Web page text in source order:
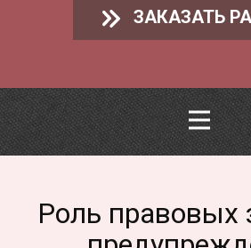
ЗАКАЗАТЬ
Роль правовых